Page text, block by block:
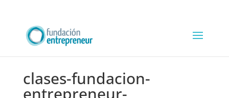
clases-fundacion-
entrepreneur-